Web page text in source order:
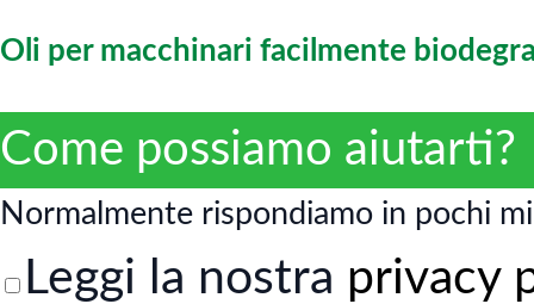
Oli per macchinari facilmente
Come possiamo aiutarti?
Normalmente rispondiamo in pochi
Leggi la nostra privacy